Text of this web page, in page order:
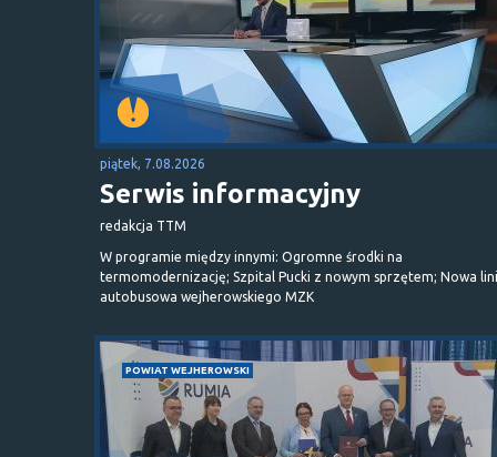
piątek, 7.08.2026
Serwis informacyjny
redakcja TTM
W programie między innymi: Ogromne środki na
termomodernizację; Szpital Pucki z nowym sprzętem; Nowa
autobusowa wejherowskiego MZK
POWIAT WEJHEROWSKI